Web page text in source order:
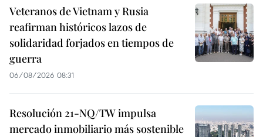
Veteranos de Vietnam y Rusia
reafirman históricos lazos de
solidaridad forjados en tiempos de
guerra
06/08/2026 08:31
Resolución 21-NQ/TW impulsa
mercado inmobiliario más sostenible